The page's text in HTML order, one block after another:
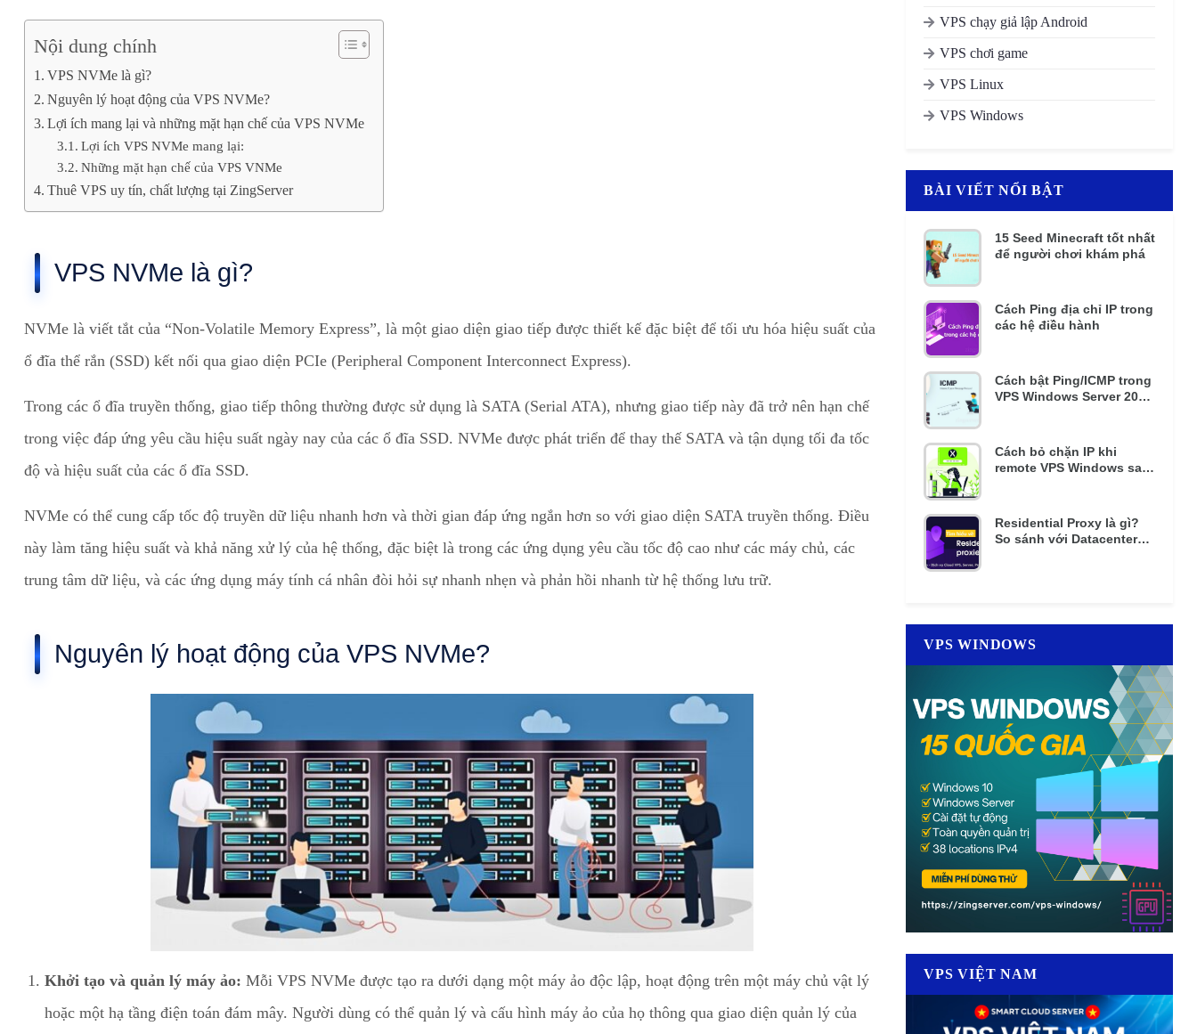
Nội dung chính
VPS NVMe là gì?
Nguyên lý hoạt động của VPS NVMe?
Lợi ích mang lại và những mặt hạn chế của VPS NVMe
Lợi ích VPS NVMe mang lại:
Những mặt hạn chế của VPS VNMe
Thuê VPS uy tín, chất lượng tại ZingServer
VPS NVMe là gì?
NVMe là viết tắt của “Non-Volatile Memory Express”, là một giao diện giao tiếp được thiết kế đặc biệt để tối ưu hóa hiệu suất của
ổ đĩa thể rắn (SSD) kết nối qua giao diện PCIe (Peripheral Component Interconnect Express).
Trong các ổ đĩa truyền thống, giao tiếp thông thường được sử dụng là SATA (Serial ATA), nhưng giao tiếp này đã trở nên hạn chế
trong việc đáp ứng yêu cầu hiệu suất ngày nay của các ổ đĩa SSD. NVMe được phát triển để thay thế SATA và tận dụng tối đa tốc
độ và hiệu suất của các ổ đĩa SSD.
NVMe có thể cung cấp tốc độ truyền dữ liệu nhanh hơn và thời gian đáp ứng ngắn hơn so với giao diện SATA truyền thống. Điều
này làm tăng hiệu suất và khả năng xử lý của hệ thống, đặc biệt là trong các ứng dụng yêu cầu tốc độ cao như các máy chủ, các
trung tâm dữ liệu, và các ứng dụng máy tính cá nhân đòi hỏi sự nhanh nhẹn và phản hồi nhanh từ hệ thống lưu trữ.
Nguyên lý hoạt động của VPS NVMe?
Khởi tạo và quản lý máy ảo: Mỗi VPS NVMe được tạo ra dưới dạng một máy ảo độc lập, hoạt động trên một máy chủ vật lý
hoặc một hạ tầng điện toán đám mây. Người dùng có thể quản lý và cấu hình máy ảo của họ thông qua giao diện quản lý của
VPS chạy giả lập Android
VPS chơi game
VPS Linux
VPS Windows
BÀI VIẾT NỔI BẬT
15 Seed Minecraft tốt nhất
để người chơi khám phá
Cách Ping địa chỉ IP trong
các hệ điều hành
Cách bật Ping/ICMP trong
VPS Windows Server 2016
Cách bỏ chặn IP khi
remote VPS Windows sai
Residential Proxy là gì?
So sánh với Datacenter
VPS WINDOWS
VPS VIỆT NAM